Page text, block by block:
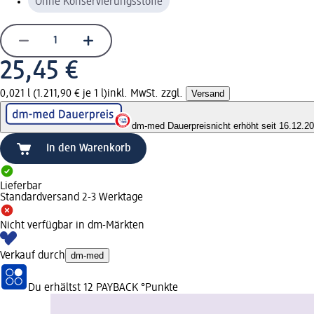
25,45 €
0,021 l (1.211,90 € je 1 l)inkl. MwSt. zzgl. Versand
dm-med Dauerpreisnicht erhöht seit
In den Warenkorb
Lieferbar
Standardversand 2-3 Werktage
Nicht verfügbar in dm-Märkten
Verkauf durch dm-med
Du erhältst 12 PAYBACK °Punkte